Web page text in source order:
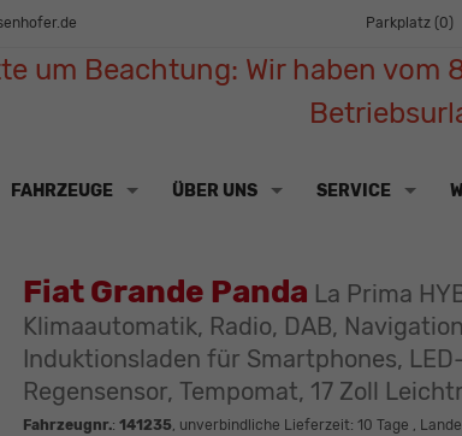
Parkplatz (0)
um Beachtung: Wir haben vom
FAHRZEUGE ÜBER UNS SERVICE
Fiat Grande Panda La Prima
Klimaautomatik, Radio, DAB,
Induktionsladen für Smartphones,
Regensensor, Tempomat, 17 Zoll
Fahrzeugnr.: 141235, unverbindliche Lieferzeit: 10 Tage ,